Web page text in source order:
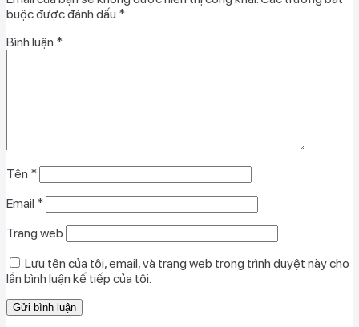
buộc được đánh dấu *
Bình luận *
Tên *
Email *
Trang web
Lưu tên của tôi, email, và trang web trong trình duyệt này cho
lần bình luận kế tiếp của tôi.